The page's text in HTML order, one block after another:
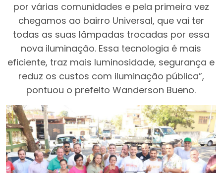
por várias comunidades e pela primeira vez
chegamos ao bairro Universal, que vai ter
todas as suas lâmpadas trocadas por essa
nova iluminação. Essa tecnologia é mais
eficiente, traz mais luminosidade, segurança e
reduz os custos com iluminação pública”,
pontuou o prefeito Wanderson Bueno.